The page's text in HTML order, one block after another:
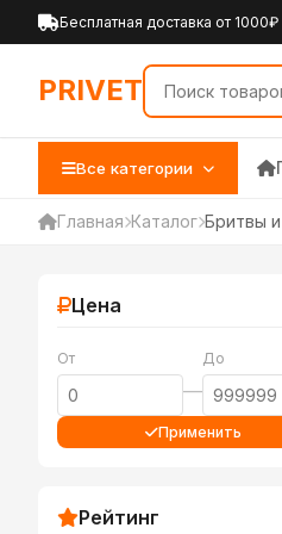
PRIVET —
Бесплатная доставка от 1000₽
PRIVET
Все категории
Главная Каталог Бритвы
Цена
От
—
До
Применить
Рейтинг